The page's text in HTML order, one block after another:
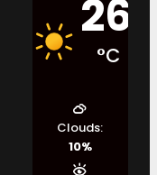
26
°C
Clouds:
10%